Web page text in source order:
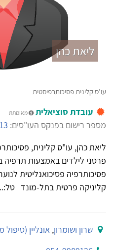
ליאת כהן
עו'ס קלינית פסיכותרפיסטית
עובדת סוציאלית מאומתת
מספר רישום בפנקס העו"סים:
ליאת כהן, עו"ס קלינית,
פרטני לילדים באמצעות
פסיכותרפיה פסיכואנליטית לנוער
קליניקה פרטית בתל-מונד
שרון ושומרון,אונליין (טיפול